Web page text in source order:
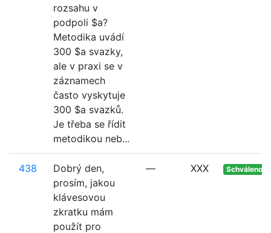
rozsahu v
podpoli $a?
Metodika uvádí
300 $a svazky,
ale v praxi se v
záznamech
často vyskytuje
300 $a svazků.
Je třeba se řídit
metodikou neb...
438
Dobrý den,
prosím, jakou
klávesovou
zkratku mám
použít pro
— XXX Schváleno